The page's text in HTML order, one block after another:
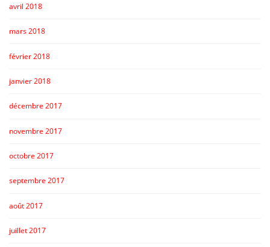
avril 2018
mars 2018
février 2018
janvier 2018
décembre 2017
novembre 2017
octobre 2017
septembre 2017
août 2017
juillet 2017